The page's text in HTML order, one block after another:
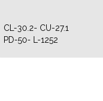
CL-30.2- CU-27.1
PD-50- L-1252